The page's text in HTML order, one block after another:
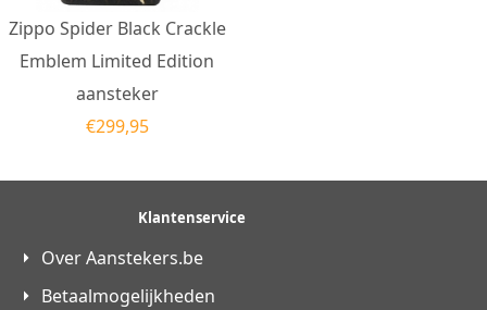
Zippo Spider Black Crackle
Emblem Limited Edition
aansteker
€299,95
Klantenservice
Over Aanstekers.be
Betaalmogelijkheden